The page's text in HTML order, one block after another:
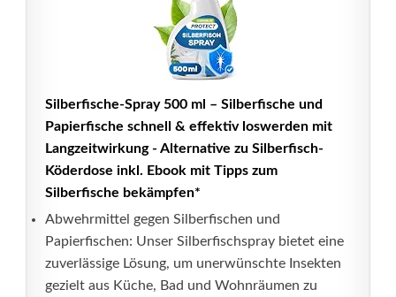
Silberfische-Spray 500 ml – Silberfische und
Papierfische schnell & effektiv loswerden mit
Langzeitwirkung - Alternative zu Silberfisch-
Köderdose inkl. Ebook mit Tipps zum
Silberfische bekämpfen*
Abwehrmittel gegen Silberfischen und
Papierfischen: Unser Silberfischspray bietet eine
zuverlässige Lösung, um unerwünschte Insekten
gezielt aus Küche, Bad und Wohnräumen zu